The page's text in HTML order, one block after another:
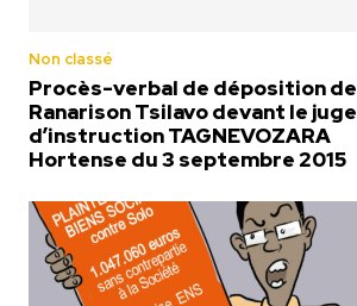
Non classé
Procès-verbal de déposition de
Ranarison Tsilavo devant le juge
d’instruction TAGNEVOZARA
Hortense du 3 septembre 2015